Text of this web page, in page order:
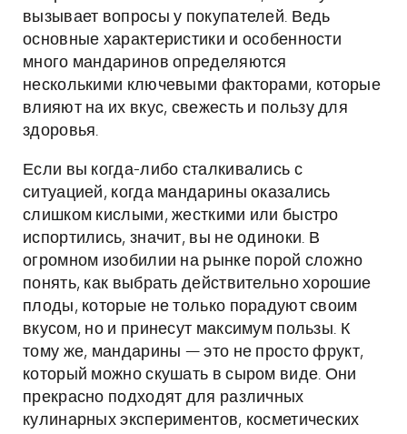
вызывает вопросы у покупателей. Ведь
основные характеристики и особенности
много мандаринов определяются
несколькими ключевыми факторами, которые
влияют на их вкус, свежесть и пользу для
здоровья.
Если вы когда-либо сталкивались с
ситуацией, когда мандарины оказались
слишком кислыми, жесткими или быстро
испортились, значит, вы не одиноки. В
огромном изобилии на рынке порой сложно
понять, как выбрать действительно хорошие
плоды, которые не только порадуют своим
вкусом, но и принесут максимум пользы. К
тому же, мандарины — это не просто фрукт,
который можно скушать в сыром виде. Они
прекрасно подходят для различных
кулинарных экспериментов, косметических